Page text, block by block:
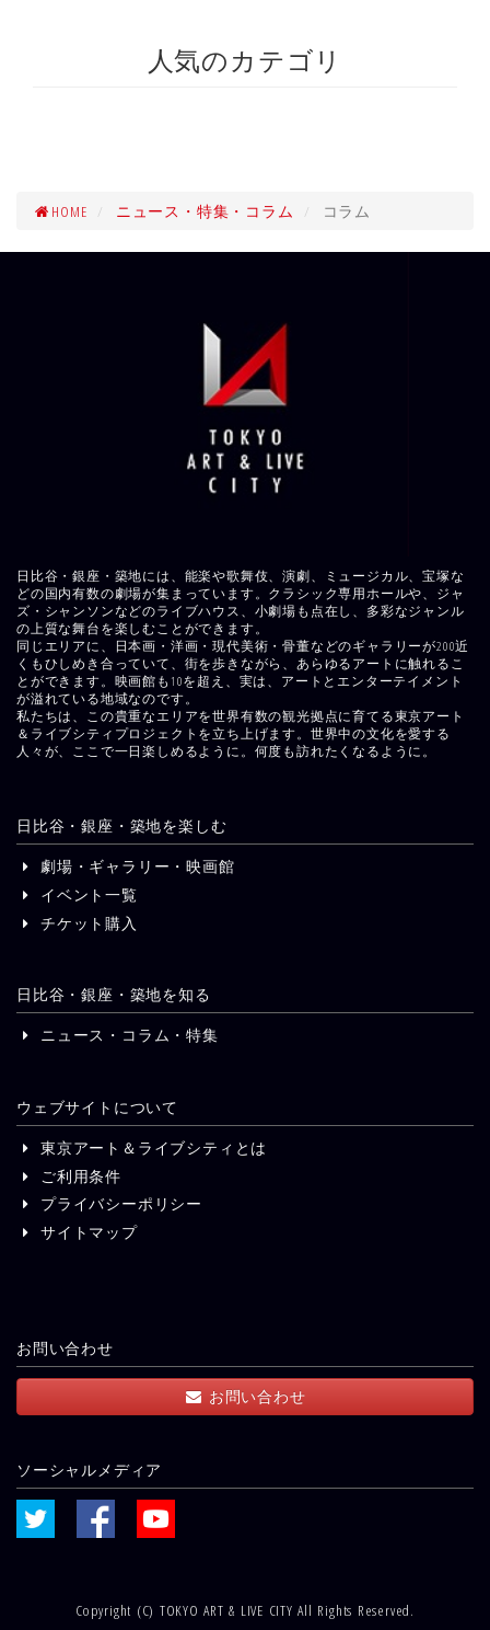
人気のカテゴリ
HOME ニュース・特集・コラム コラム
日比谷・銀座・築地には、能楽や歌舞伎、演劇、ミュージカル、宝塚な
どの国内有数の劇場が集まっています。クラシック専用ホールや、ジャ
ズ・シャンソンなどのライブハウス、小劇場も点在し、多彩なジャンル
の上質な舞台を楽しむことができます。
同じエリアに、日本画・洋画・現代美術・骨董などのギャラリーが200近
くもひしめき合っていて、街を歩きながら、あらゆるアートに触れるこ
とができます。映画館も10を超え、実は、アートとエンターテイメント
が溢れている地域なのです。
私たちは、この貴重なエリアを世界有数の観光拠点に育てる東京アート
＆ライブシティプロジェクトを立ち上げます。世界中の文化を愛する
人々が、ここで一日楽しめるように。何度も訪れたくなるように。
日比谷・銀座・築地を楽しむ
劇場・ギャラリー・映画館
イベント一覧
チケット購入
日比谷・銀座・築地を知る
ニュース・コラム・特集
ウェブサイトについて
東京アート＆ライブシティとは
ご利用条件
プライバシーポリシー
サイトマップ
お問い合わせ
お問い合わせ
ソーシャルメディア
Copyright (C) TOKYO ART & LIVE CITY All Rights Reserved.